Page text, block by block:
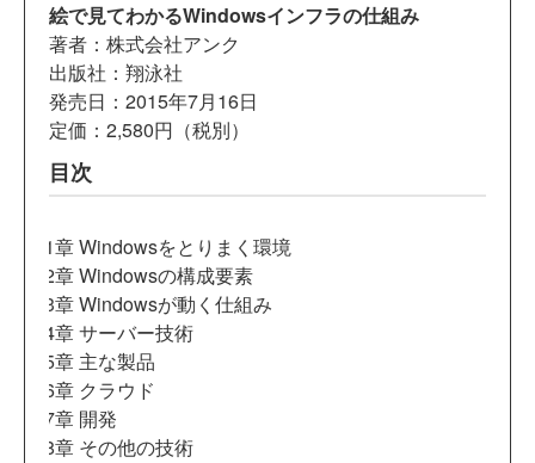
絵で見てわかるWindowsインフラの仕組み
著者：株式会社アンク
出版社：翔泳社
発売日：2015年7月16日
定価：2,580円（税別）
目次
第1章 Windowsをとりまく環境
第2章 Windowsの構成要素
第3章 Windowsが動く仕組み
第4章 サーバー技術
第5章 主な製品
第6章 クラウド
第7章 開発
第8章 その他の技術